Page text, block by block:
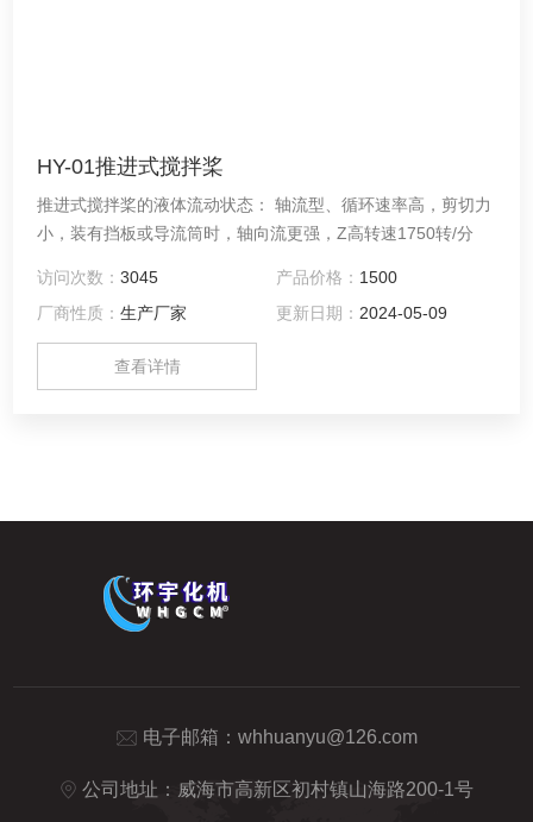
HY-01推进式搅拌桨
推进式搅拌桨的液体流动状态： 轴流型、循环速率高，剪切力
小，装有挡板或导流筒时，轴向流更强，Z高转速1750转/分
访问次数：3045 产品价格： 1500
厂商性质：生产厂家 更新日期： 2024-05-09
查看详情
电子邮箱： whhuanyu@126.com
公司地址：威海市高新区初村镇山海路200-1号